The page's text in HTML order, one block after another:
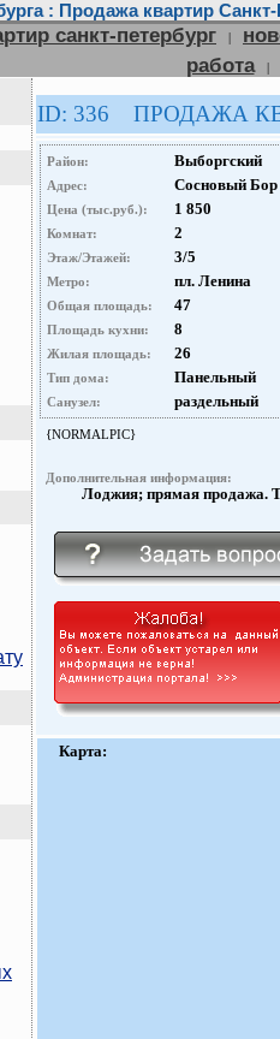
: Продажа квартир Санкт-
санкт-петербург |
работа
|
ID: 336 ПРОДАЖА
Район: Выборгский
Адрес: Сосновый Бор
Цена (тыс.руб.): 1 850
Комнат: 2
Этаж/Этажей: 3/5
Метро: пл. Ленина
Общая площадь: 47
Площадь кухни: 8
Жилая площадь: 26
Тип дома: Панельный
Санузел: раздельный
{NORMALPIC}
Дополнительная информация:
Лоджия; прямая продажа.
Карта: